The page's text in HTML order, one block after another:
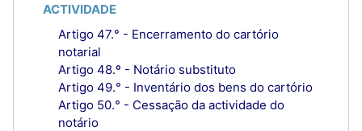
ACTIVIDADE
Artigo 47.° - Encerramento do cartório
notarial
Artigo 48.º - Notário substituto
Artigo 49.° - Inventário dos bens do cartório
Artigo 50.° - Cessação da actividade do
notário